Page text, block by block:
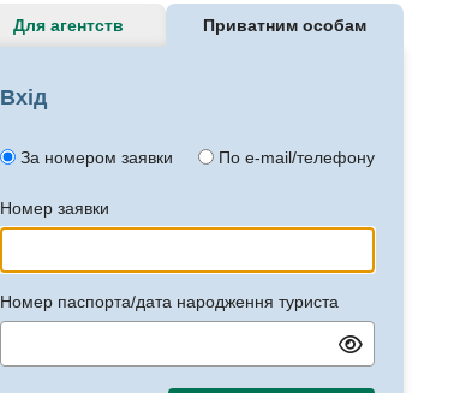
Для агентств Приватним особам
Вхід
За номером заявки По e-mail/телефону
Номер заявки
Номер паспорта/дата народження туриста